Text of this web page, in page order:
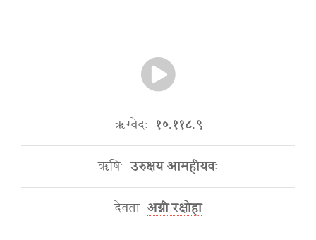
ऋग्वेदः १०.११८.९
ऋषिः उरुक्षय आमहीयवः
देवता अग्नी रक्षोहा